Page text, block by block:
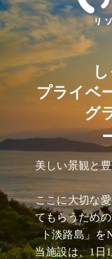
プライベ
グ
美しい景観と
ここに大切な
てもらうため
ト淡路島」を
当施設は、1日